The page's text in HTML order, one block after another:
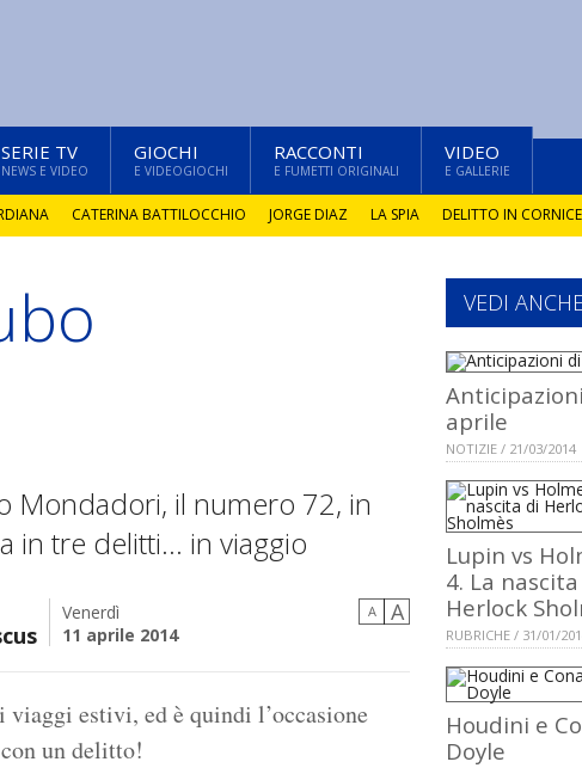
SERIE TV
NEWS E VIDEO
GIOCHI
E VIDEOGIOCHI
RACCONTI
E FUMETTI ORIGINALI
VIDEO
E GALLERIE
CATERINA BATTILOCCHIO JORGE DIAZ LA SPIA DELITTO IN CORNICE
Mondadori, il numero 72, in
in tre delitti... in viaggio
Venerdì
11 aprile 2014
A A
estivi, ed è quindi l’occasione
un delitto!
VEDI ANCHE
aprile
NOTIZIE / 21/03/2014
Lupin vs
4. La
Herlock
RUBRICHE / 31/01/
Houdini e
Doyle